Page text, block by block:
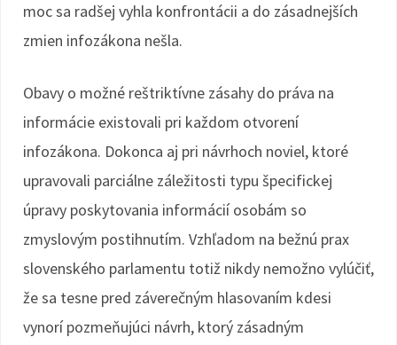
moc sa radšej vyhla konfrontácii a do zásadnejších
zmien infozákona nešla.
Obavy o možné reštriktívne zásahy do práva na
informácie existovali pri každom otvorení
infozákona. Dokonca aj pri návrhoch noviel, ktoré
upravovali parciálne záležitosti typu špecifickej
úpravy poskytovania informácií osobám so
zmyslovým postihnutím. Vzhľadom na bežnú prax
slovenského parlamentu totiž nikdy nemožno vylúčiť,
že sa tesne pred záverečným hlasovaním kdesi
vynorí pozmeňujúci návrh, ktorý zásadným